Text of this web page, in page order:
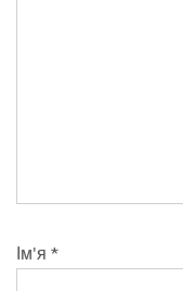
Ім'я *